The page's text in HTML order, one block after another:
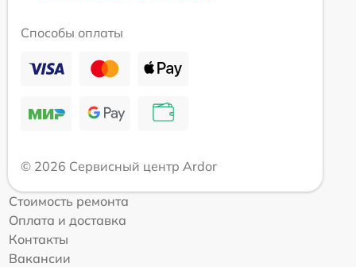
Способы оплаты
© 2026 Сервисный центр Ardor
Стоимость ремонта
Оплата и доставка
Контакты
Вакансии